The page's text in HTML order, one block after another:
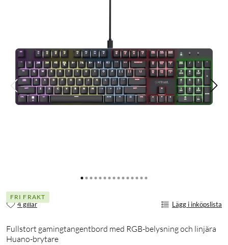
FRI FRAKT
4 gillar Lägg i inköpslista
Fullstort gamingtangentbord med RGB-belysning och linjära
Huano-brytare